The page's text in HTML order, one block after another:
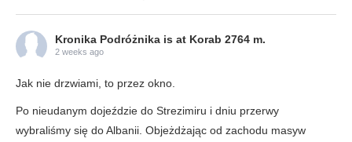
Kronika Podróżnika is at Korab 2764 m.
2 weeks ago
Jak nie drzwiami, to przez okno.
Po nieudanym dojeździe do Strezimiru i dniu przerwy
wybraliśmy się do Albanii. Objeżdżając od zachodu masyw